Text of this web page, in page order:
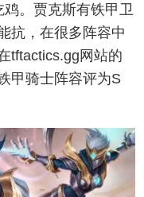
。贾克斯有铁甲卫
抗，在很多阵容中
tftactics.gg网站的
甲骑士阵容评为S